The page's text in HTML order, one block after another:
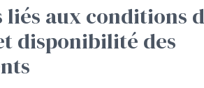
liés aux conditions
disponibilité des